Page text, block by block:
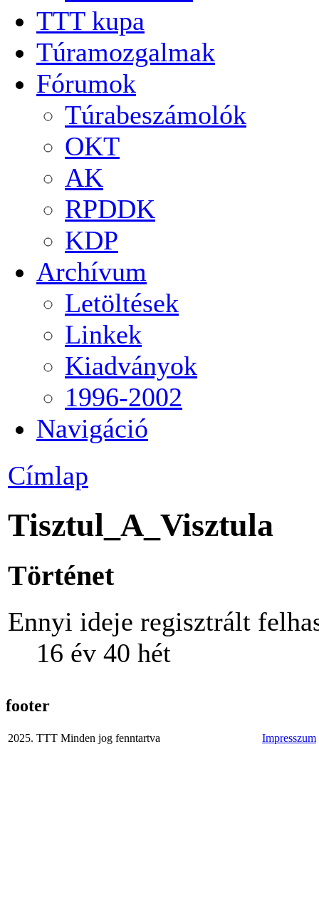
TTT kupa
Túramozgalmak
Fórumok
Túrabeszámolók
OKT
AK
RPDDK
KDP
Archívum
Letöltések
Linkek
Kiadványok
1996-2002
Navigáció
Címlap
Tisztul_A_Visztula
Történet
Ennyi ideje regisztrált
16 év 40 hét
footer
2025. TTT Minden jog fenntartva Impresszum